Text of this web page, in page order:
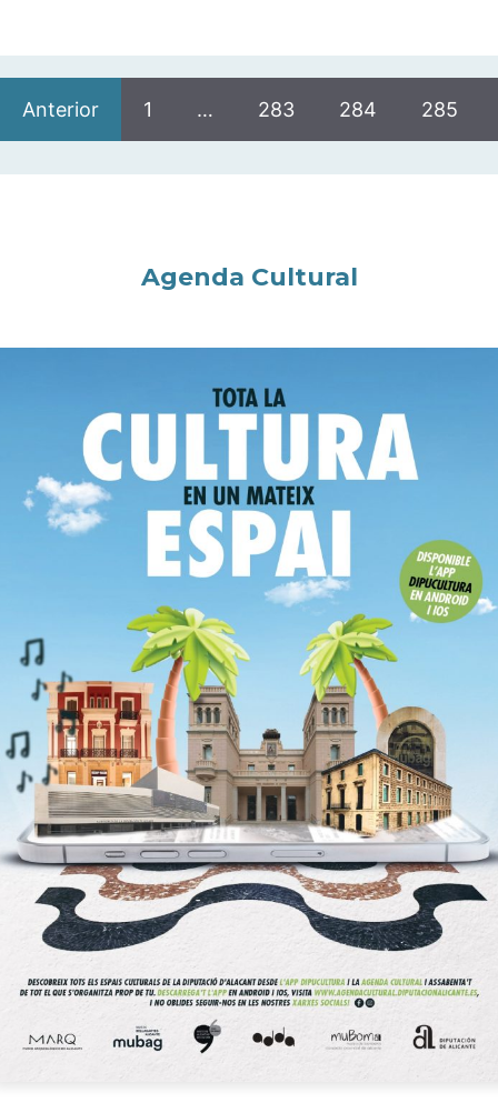
Anterior 1 … 283 284 285
Agenda Cultural